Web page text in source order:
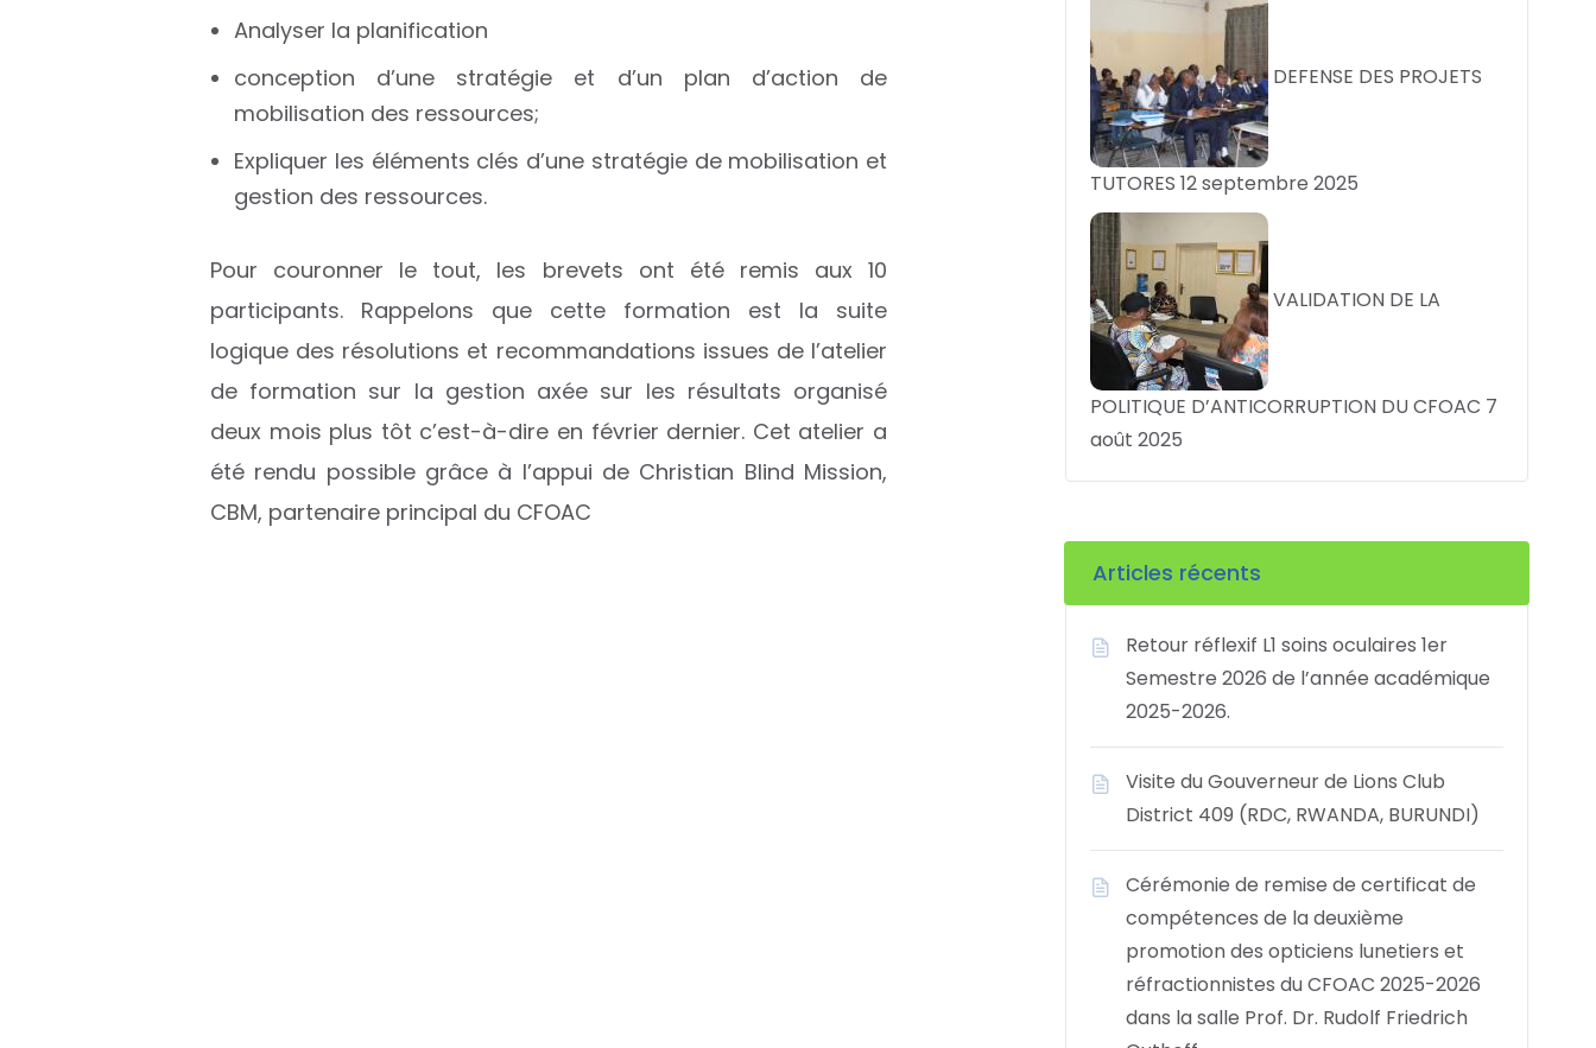
Analyser la planification
conception d’une stratégie et d’un plan d’action de
mobilisation des ressources;
Expliquer les éléments clés d’une stratégie de mobilisation et
gestion des ressources.
Pour couronner le tout, les brevets ont été remis aux 10
participants. Rappelons que cette formation est la suite
logique des résolutions et recommandations issues de l’atelier
de formation sur la gestion axée sur les résultats organisé
deux mois plus tôt c’est-à-dire en février dernier. Cet atelier a
été rendu possible grâce à l’appui de Christian Blind Mission,
CBM, partenaire principal du CFOAC
DEFENSE DES PROJETS
TUTORES 12 septembre 2025
VALIDATION DE LA
POLITIQUE D’ANTICORRUPTION DU CFOAC 7
août 2025
Articles récents
Retour réflexif L1 soins oculaires 1er
Semestre 2026 de l’année académique
2025-2026.
Visite du Gouverneur de Lions Club
District 409 (RDC, RWANDA, BURUNDI)
Cérémonie de remise de certificat de
compétences de la deuxième
promotion des opticiens lunetiers et
réfractionnistes du CFOAC 2025-2026
dans la salle Prof. Dr. Rudolf Friedrich